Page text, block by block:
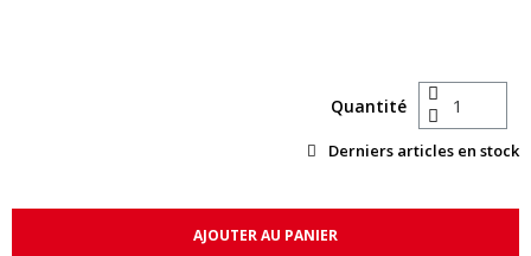
Quantité
Derniers articles en stock
AJOUTER AU PANIER